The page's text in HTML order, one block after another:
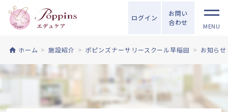
ログイン
お問い
合わせ
MENU
ホーム 施設紹介 ポピンズナーサリースクール早稲田 お知らせ